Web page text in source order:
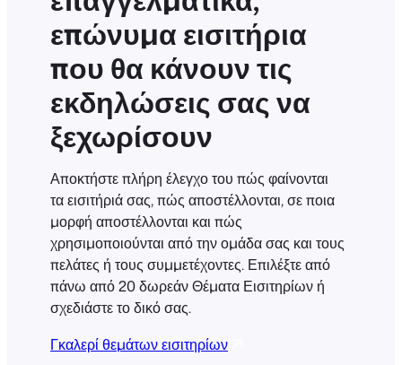
επώνυμα εισιτήρια
που θα κάνουν τις
εκδηλώσεις σας να
ξεχωρίσουν
Αποκτήστε πλήρη έλεγχο του πώς φαίνονται
τα εισιτήριά σας, πώς αποστέλλονται, σε ποια
μορφή αποστέλλονται και πώς
χρησιμοποιούνται από την ομάδα σας και τους
πελάτες ή τους συμμετέχοντες. Επιλέξτε από
πάνω από 20 δωρεάν Θέματα Εισιτηρίων ή
σχεδιάστε το δικό σας.
Γκαλερί θεμάτων εισιτηρίων